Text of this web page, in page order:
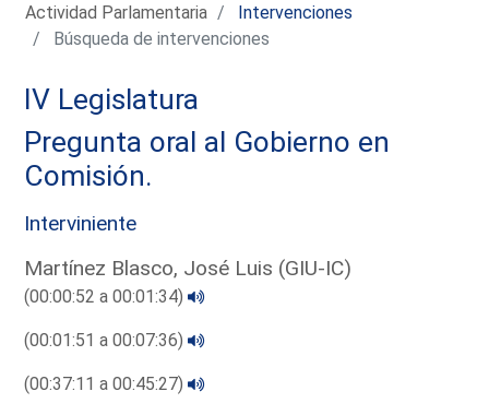
Actividad Parlamentaria
Intervenciones
Búsqueda de intervenciones
IV Legislatura
Pregunta oral al Gobierno en
Comisión.
Interviniente
Martínez Blasco, José Luis (GIU-IC)
(00:00:52 a 00:01:34)
(00:01:51 a 00:07:36)
(00:37:11 a 00:45:27)